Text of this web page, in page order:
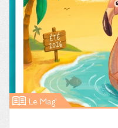
Le Mag'